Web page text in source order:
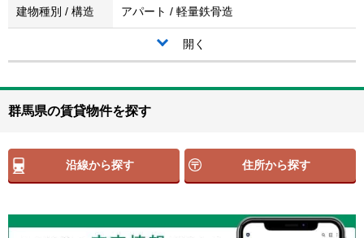
建物種別 / 構造 アパート / 軽量鉄骨造
開く
群馬県の賃貸物件を探す
沿線から探す 住所から探す